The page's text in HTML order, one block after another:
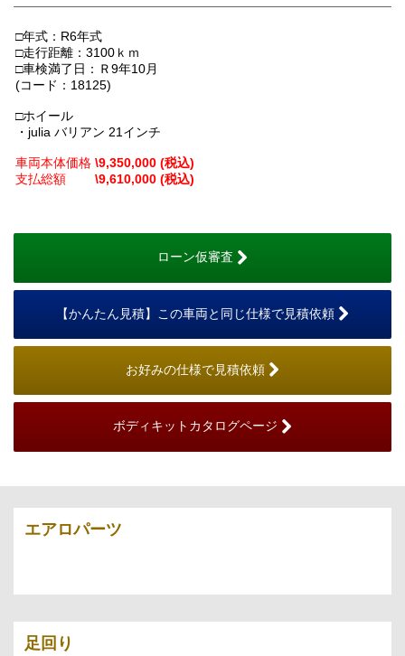
□年式：R6年式
□走行距離：3100ｋｍ
□車検満了日：Ｒ9年10月
(コード：18125)
□ホイール
・julia バリアン 21インチ
車両本体価格 \9,350,000 (税込)
支払総額 \9,610,000 (税込)
ローン仮審査
【かんたん見積】この車両と同じ仕様で見積依頼
お好みの仕様で見積依頼
ボディキットカタログページ
エアロパーツ
足回り